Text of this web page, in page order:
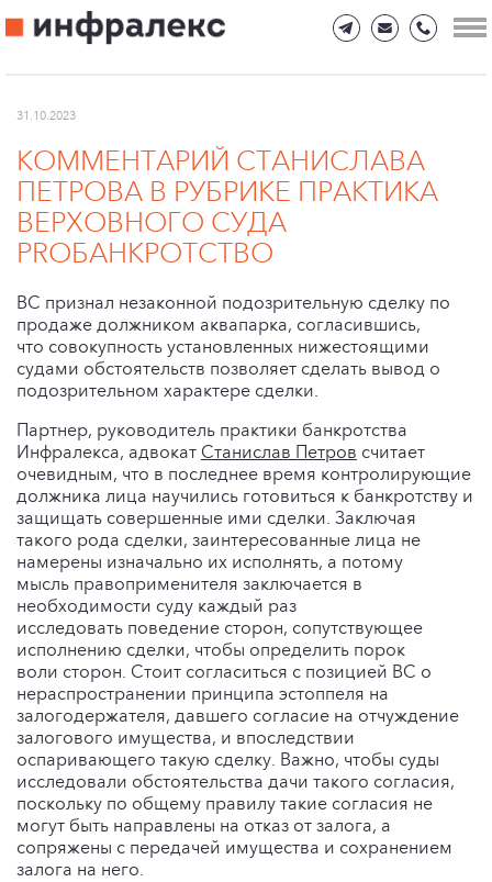
31.10.2023
КОММЕНТАРИЙ СТАНИСЛАВА
ПЕТРОВА В РУБРИКЕ ПРАКТИКА
ВЕРХОВНОГО СУДА
PROБАНКРОТСТВО
ВС признал незаконной подозрительную сделку по
продаже должником аквапарка, согласившись,
что совокупность установленных нижестоящими
судами обстоятельств позволяет сделать вывод о
подозрительном характере сделки.
Партнер, руководитель практики банкротства
Инфралекса, адвокат Станислав Петров считает
очевидным, что в последнее время контролирующие
должника лица научились готовиться к банкротству и
защищать совершенные ими сделки. Заключая
такого рода сделки, заинтересованные лица не
намерены изначально их исполнять, а потому
мысль правоприменителя заключается в
необходимости суду каждый раз
исследовать поведение сторон, сопутствующее
исполнению сделки, чтобы определить порок
воли сторон. Стоит согласиться с позицией ВС о
нераспространении принципа эстоппеля на
залогодержателя, давшего согласие на отчуждение
залогового имущества, и впоследствии
оспаривающего такую сделку. Важно, чтобы суды
исследовали обстоятельства дачи такого согласия,
поскольку по общему правилу такие согласия не
могут быть направлены на отказ от залога, а
сопряжены с передачей имущества и сохранением
залога на него.